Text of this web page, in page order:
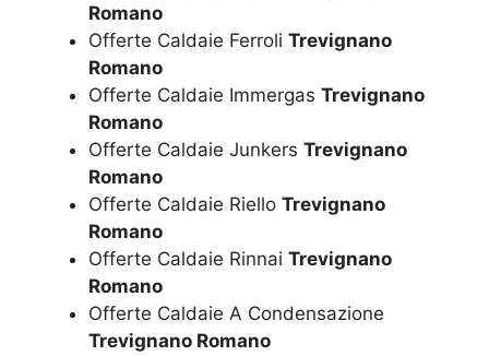
Romano
Offerte Caldaie Ferroli Trevignano
Romano
Offerte Caldaie Immergas Trevignano
Romano
Offerte Caldaie Junkers Trevignano
Romano
Offerte Caldaie Riello Trevignano
Romano
Offerte Caldaie Rinnai Trevignano
Romano
Offerte Caldaie A Condensazione
Trevignano Romano